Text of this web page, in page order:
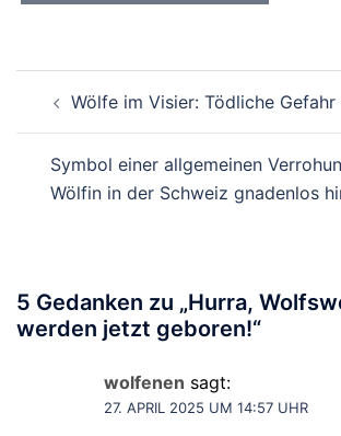
Wölfe im Visier: Tödliche
Symbol einer allgemeinen
Wölfin in der Schweiz gnadenlos
5 Gedanken zu „Hurra,
werden jetzt geboren!“
wolfenen sagt:
27. APRIL 2025 UM 14:57 UHR